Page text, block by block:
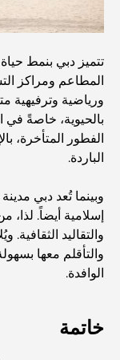
مطاعم
أغنى عشر دول
أنشطة يمكنك
أفضل
أماكن
تتميز دبي بنمط
المطاعم ومراكز
ورياضية وترفيهية
بالحيوية، خاصةً في
الفطور المتأخرة،
الباردة.
وبينما تُعد دبي
إسلامية أيضاً. لذا،
والتقاليد
والتأقلم معها
الوافدة.
خاتمة